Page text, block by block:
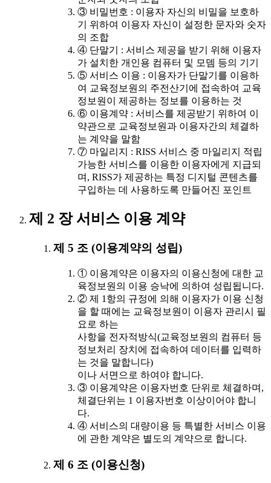
③ 비밀번호 : 이용자 자신의 비밀을 보호하
기 위하여 이용자 자신이 설정한 문자와 숫자
의 조합
④ 단말기 : 서비스 제공을 받기 위해 이용자
가 설치한 개인용 컴퓨터 및 모뎀 등의 기기
⑤ 서비스 이용 : 이용자가 단말기를 이용하
여 교육정보원의 주전산기에 접속하여 교육
정보원이 제공하는 정보를 이용하는 것
⑥ 이용계약 : 서비스를 제공받기 위하여 이
약관으로 교육정보원과 이용자간의 체결하
는 계약을 말함
⑦ 마일리지 : RISS 서비스 중 마일리지 적립
가능한 서비스를 이용한 이용자에게 지급되
며, RISS가 제공하는 특정 디지털 콘텐츠를
구입하는 데 사용하도록 만들어진 포인트
제 2 장 서비스 이용 계약
제 5 조 (이용계약의 성립)
① 이용계약은 이용자의 이용신청에 대한 교
육정보원의 이용 승낙에 의하여 성립됩니다.
② 제 1항의 규정에 의해 이용자가 이용 신청
을 할 때에는 교육정보원이 이용자 관리시 필
요로 하는
사항을 전자적방식(교육정보원의 컴퓨터 등
정보처리 장치에 접속하여 데이터를 입력하
는 것을 말합니다)
이나 서면으로 하여야 합니다.
③ 이용계약은 이용자번호 단위로 체결하며,
체결단위는 1 이용자번호 이상이어야 합니
다.
④ 서비스의 대량이용 등 특별한 서비스 이용
에 관한 계약은 별도의 계약으로 합니다.
제 6 조 (이용신청)